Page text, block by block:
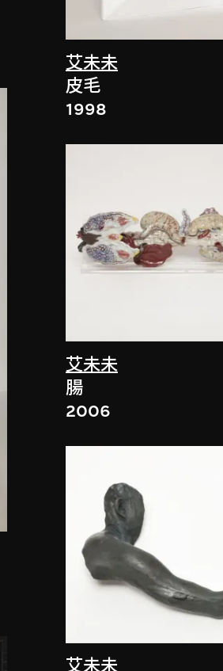
艾未未
皮毛
1998
艾未未
腸
2006
艾未未